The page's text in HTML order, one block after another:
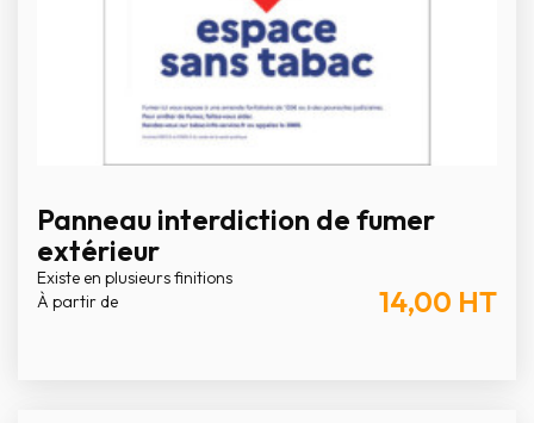
Panneau interdiction de fumer
extérieur
Existe en plusieurs finitions
À partir de
14,00 HT